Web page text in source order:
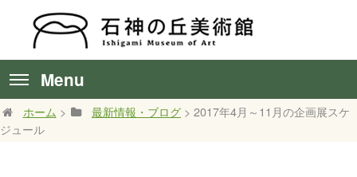
Menu
ホーム > 最新情報・ブログ > 2017年4月～11月の企画展スケ
ジュール